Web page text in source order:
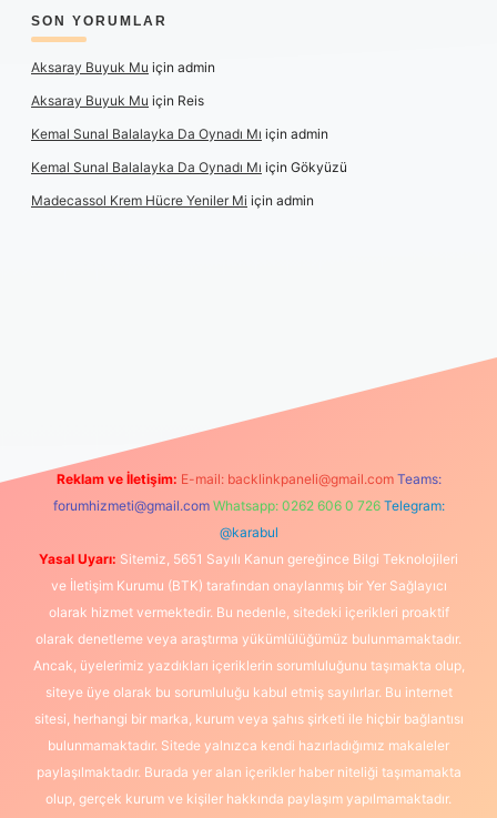
SON YORUMLAR
Aksaray Buyuk Mu için admin
Aksaray Buyuk Mu için Reis
Kemal Sunal Balalayka Da Oynadı Mı için admin
Kemal Sunal Balalayka Da Oynadı Mı için Gökyüzü
Madecassol Krem Hücre Yeniler Mi için admin
Reklam ve İletişim: E-mail: backlinkpaneli@gmail.com Teams:
forumhizmeti@gmail.com Whatsapp: 0262 606 0 726 Telegram:
@karabul
Yasal Uyarı: Sitemiz, 5651 Sayılı Kanun gereğince Bilgi Teknolojileri
ve İletişim Kurumu (BTK) tarafından onaylanmış bir Yer Sağlayıcı
olarak hizmet vermektedir. Bu nedenle, sitedeki içerikleri proaktif
olarak denetleme veya araştırma yükümlülüğümüz bulunmamaktadır.
Ancak, üyelerimiz yazdıkları içeriklerin sorumluluğunu taşımakta olup,
siteye üye olarak bu sorumluluğu kabul etmiş sayılırlar. Bu internet
sitesi, herhangi bir marka, kurum veya şahıs şirketi ile hiçbir bağlantısı
bulunmamaktadır. Sitede yalnızca kendi hazırladığımız makaleler
paylaşılmaktadır. Burada yer alan içerikler haber niteliği taşımamakta
olup, gerçek kurum ve kişiler hakkında paylaşım yapılmamaktadır.